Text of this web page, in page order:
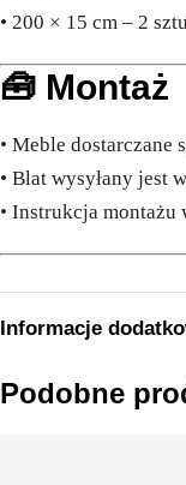
• 200 × 15 cm – 2
🧰 Montaż
• Meble dostarczane
• Blat wysyłany jest
• Instrukcja montażu
Informacje
Podobne